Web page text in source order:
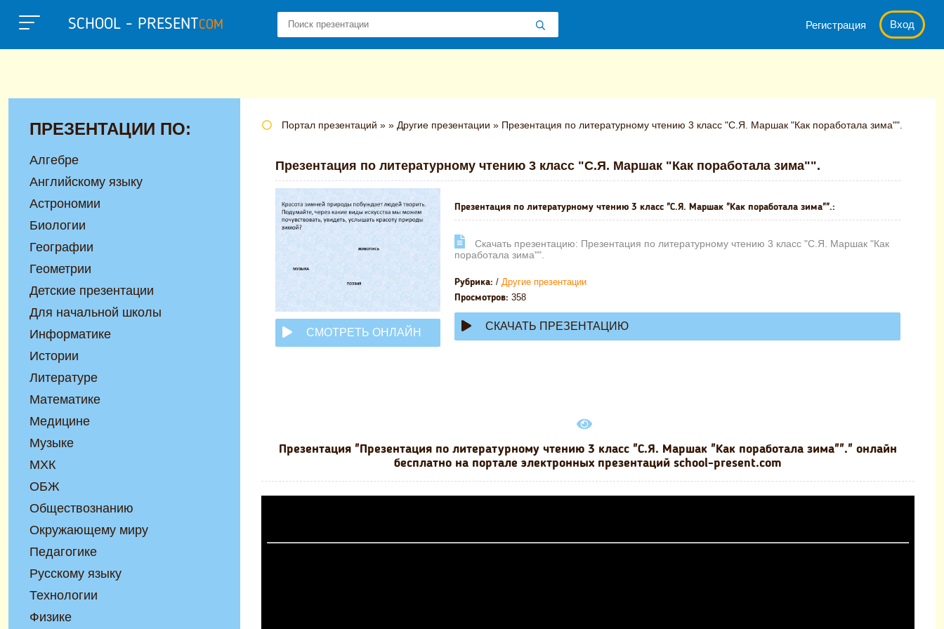
SCHOOL - PRESENTCOM Регистрация Вход
Портал презентаций » » Другие презентации » Презентация по литературному чтению 3 класс "С.Я. Маршак "Как поработала зима"".
Презентация по литературному чтению 3 класс "С.Я. Маршак "Как поработала зима"".
СМОТРЕТЬ ОНЛАЙН
Презентация по литературному чтению 3 класс "С.Я. Маршак "Как поработала зима"".:
Cкачать презентацию: Презентация по литературному чтению 3 класс "С.Я. Маршак "Как
поработала зима"".
Рубрика: / Другие презентации
Просмотров: 358
СКАЧАТЬ ПРЕЗЕНТАЦИЮ
Презентация "Презентация по литературному чтению 3 класс "С.Я. Маршак "Как поработала зима""." онлайн
бесплатно на портале электронных презентаций school-present.com
ПРЕЗЕНТАЦИИ ПО:
Алгебре
Английскому языку
Астрономии
Биологии
Географии
Геометрии
Детские презентации
Для начальной школы
Информатике
Истории
Литературе
Математике
Медицине
Музыке
МХК
ОБЖ
Обществознанию
Окружающему миру
Педагогике
Русскому языку
Технологии
Физике